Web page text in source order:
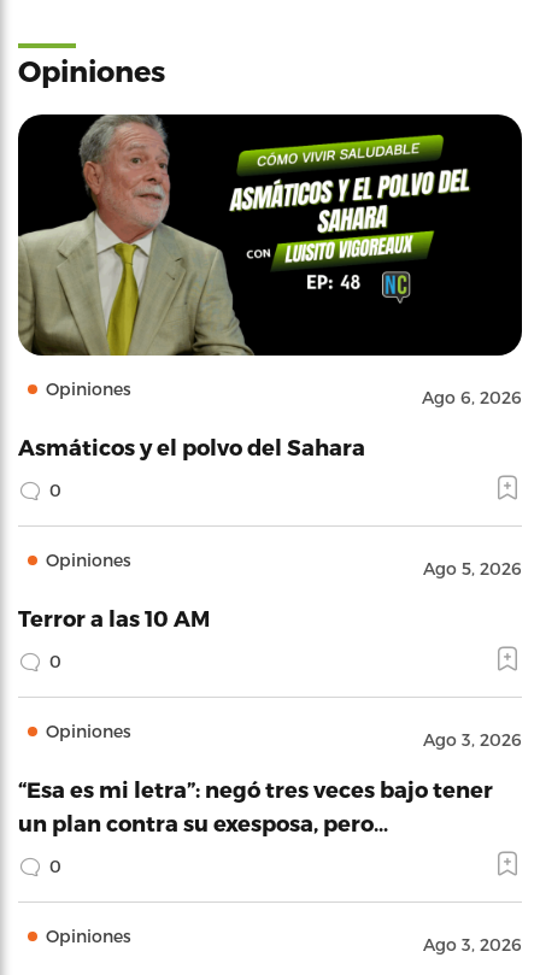
Opiniones
Opiniones Ago 6, 2026
Asmáticos y el polvo del Sahara
0
Opiniones Ago 5, 2026
Terror a las 10 AM
0
Opiniones Ago 3, 2026
“Esa es mi letra”: negó tres veces bajo tener
un plan contra su exesposa, pero…
0
Opiniones Ago 3, 2026